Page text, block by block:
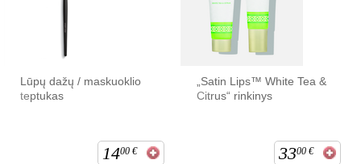
Lūpų dažų / maskuoklio
teptukas
1400 €
„Satin Lips™ White Tea &
Citrus“ rinkinys
3300 €